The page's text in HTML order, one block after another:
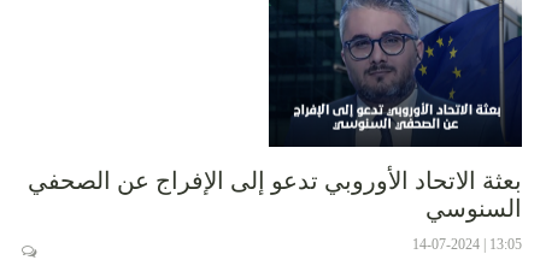
بعثة الاتحاد الأوروبي تدعو إلى الإفراج عن الصحفي
السنوسي
13:05 | 14-07-2024